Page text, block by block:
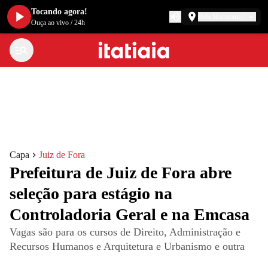
Capa Juiz de Fora
Prefeitura de Juiz de Fora abre
seleção para estágio na
Controladoria Geral e na Emcasa
Vagas são para os cursos de Direito, Administração e
Recursos Humanos e Arquitetura e Urbanismo e outra
Tocando agora!
Ouça ao vivo /24h